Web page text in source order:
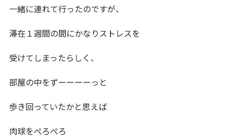
一緒に連れて行ったのですが、
滞在１週間の間にかなりストレスを
受けてしまったらしく、
部屋の中をずーーーーっと
歩き回っていたかと思えば
肉球をぺろぺろ